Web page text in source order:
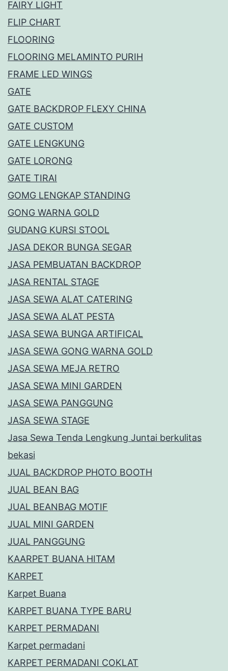
FAIRY LIGHT
FLIP CHART
FLOORING
FLOORING MELAMINTO PURIH
FRAME LED WINGS
GATE
GATE BACKDROP FLEXY CHINA
GATE CUSTOM
GATE LENGKUNG
GATE LORONG
GATE TIRAI
GOMG LENGKAP STANDING
GONG WARNA GOLD
GUDANG KURSI STOOL
JASA DEKOR BUNGA SEGAR
JASA PEMBUATAN BACKDROP
JASA RENTAL STAGE
JASA SEWA ALAT CATERING
JASA SEWA ALAT PESTA
JASA SEWA BUNGA ARTIFICAL
JASA SEWA GONG WARNA GOLD
JASA SEWA MEJA RETRO
JASA SEWA MINI GARDEN
JASA SEWA PANGGUNG
JASA SEWA STAGE
Jasa Sewa Tenda Lengkung Juntai berkulitas
bekasi
JUAL BACKDROP PHOTO BOOTH
JUAL BEAN BAG
JUAL BEANBAG MOTIF
JUAL MINI GARDEN
JUAL PANGGUNG
KAARPET BUANA HITAM
KARPET
Karpet Buana
KARPET BUANA TYPE BARU
KARPET PERMADANI
Karpet permadani
KARPET PERMADANI COKLAT